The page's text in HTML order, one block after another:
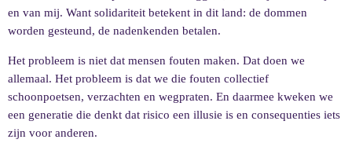
en van mij. Want solidariteit betekent in dit land: de dommen
worden gesteund, de nadenkenden betalen.
Het probleem is niet dat mensen fouten maken. Dat doen we
allemaal. Het probleem is dat we die fouten collectief
schoonpoetsen, verzachten en wegpraten. En daarmee kweken we
een generatie die denkt dat risico een illusie is en consequenties iets
zijn voor anderen.